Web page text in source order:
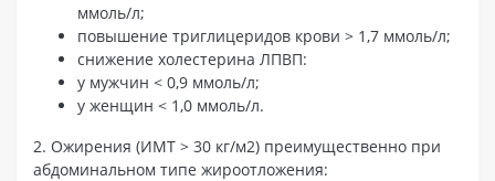
ммоль/л;
повышение триглицеридов крови > 1,7 ммоль/л;
снижение холестерина ЛПВП:
у мужчин < 0,9 ммоль/л;
у женщин < 1,0 ммоль/л.
2. Ожирения (ИМТ > 30 кг/м2) преимущественно при
абдоминальном типе жироотложения: